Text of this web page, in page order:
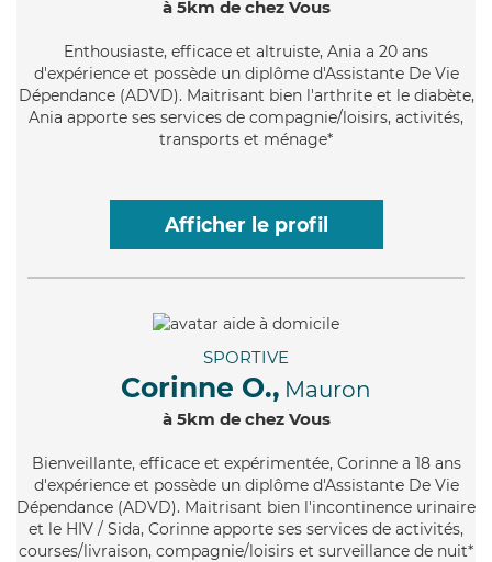
à 5km de chez Vous
Enthousiaste, efficace et altruiste, Ania a 20 ans
d'expérience et possède un diplôme d'Assistante De Vie
Dépendance (ADVD). Maitrisant bien l'arthrite et le diabète,
Ania apporte ses services de compagnie/loisirs, activités,
transports et ménage*
Afficher le profil
SPORTIVE
Corinne O., Mauron
à 5km de chez Vous
Bienveillante, efficace et expérimentée, Corinne a 18 ans
d'expérience et possède un diplôme d'Assistante De Vie
Dépendance (ADVD). Maitrisant bien l'incontinence urinaire
et le HIV / Sida, Corinne apporte ses services de activités,
courses/livraison, compagnie/loisirs et surveillance de nuit*